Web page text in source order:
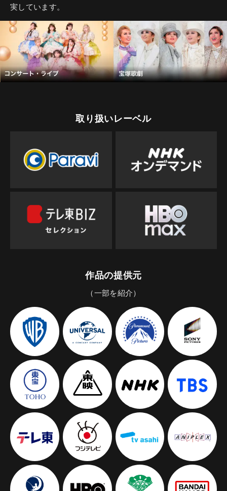
実しています。
取り扱いレーベル
作品の提供元
（一部を紹介）